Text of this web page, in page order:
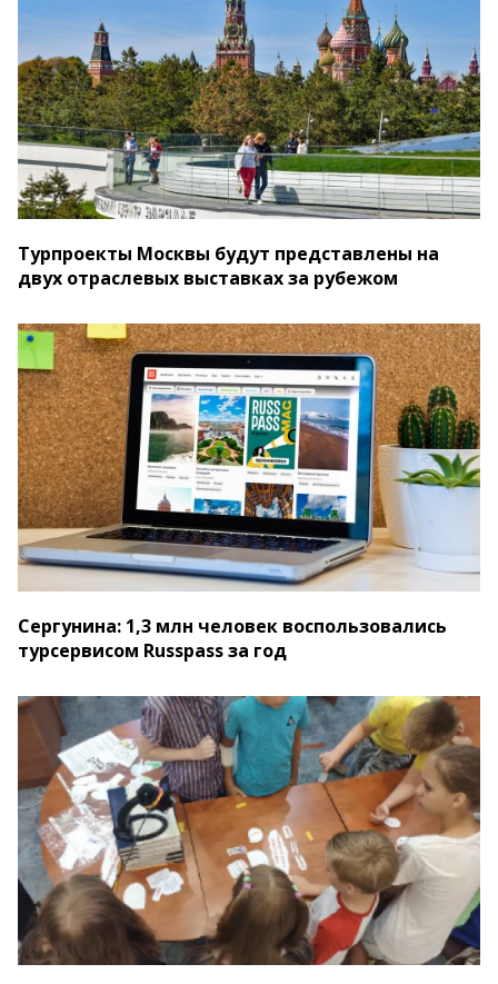
Турпроекты Москвы будут представлены на
двух отраслевых выставках за рубежом
Сергунина: 1,3 млн человек воспользовались
турсервисом Russpass за год